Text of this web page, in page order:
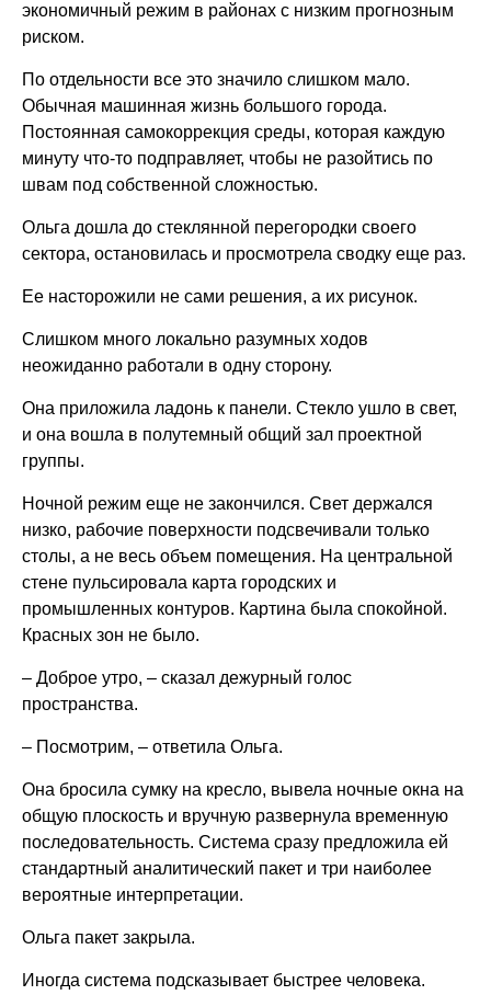
экономичный режим в районах с низким прогнозным
риском.
По отдельности все это значило слишком мало.
Обычная машинная жизнь большого города.
Постоянная самокоррекция среды, которая каждую
минуту что-то подправляет, чтобы не разойтись по
швам под собственной сложностью.
Ольга дошла до стеклянной перегородки своего
сектора, остановилась и просмотрела сводку еще раз.
Ее насторожили не сами решения, а их рисунок.
Слишком много локально разумных ходов
неожиданно работали в одну сторону.
Она приложила ладонь к панели. Стекло ушло в свет,
и она вошла в полутемный общий зал проектной
группы.
Ночной режим еще не закончился. Свет держался
низко, рабочие поверхности подсвечивали только
столы, а не весь объем помещения. На центральной
стене пульсировала карта городских и
промышленных контуров. Картина была спокойной.
Красных зон не было.
– Доброе утро, – сказал дежурный голос
пространства.
– Посмотрим, – ответила Ольга.
Она бросила сумку на кресло, вывела ночные окна на
общую плоскость и вручную развернула временную
последовательность. Система сразу предложила ей
стандартный аналитический пакет и три наиболее
вероятные интерпретации.
Ольга пакет закрыла.
Иногда система подсказывает быстрее человека.